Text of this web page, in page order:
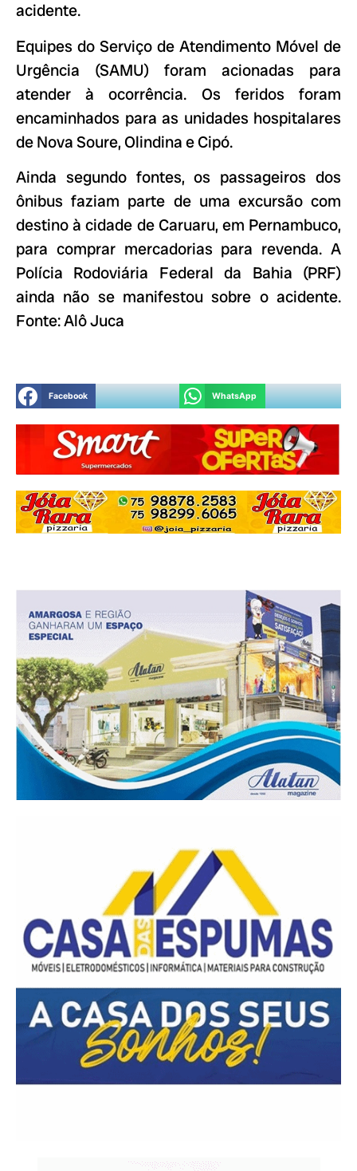
acidente.
Equipes do Serviço de Atendimento Móvel de
Urgência (SAMU) foram acionadas para
atender à ocorrência. Os feridos foram
encaminhados para as unidades hospitalares
de Nova Soure, Olindina e Cipó.
Ainda segundo fontes, os passageiros dos
ônibus faziam parte de uma excursão com
destino à cidade de Caruaru, em Pernambuco,
para comprar mercadorias para revenda. A
Polícia Rodoviária Federal da Bahia (PRF)
ainda não se manifestou sobre o acidente.
Fonte: Alô Juca
Facebook WhatsApp